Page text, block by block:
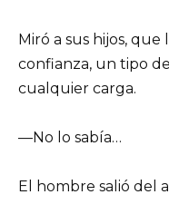
Miró a sus hijos,
confianza, un tipo
cualquier carga.
—No lo sabía…
El hombre salió del